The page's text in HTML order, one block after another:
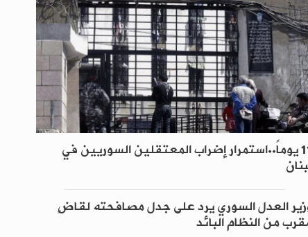
11 يوماً..استمرار إضراب المعتقلين السوريين في
العدل السوري يرد على جدل مصافحته لقاضٍ
من النظام البائد